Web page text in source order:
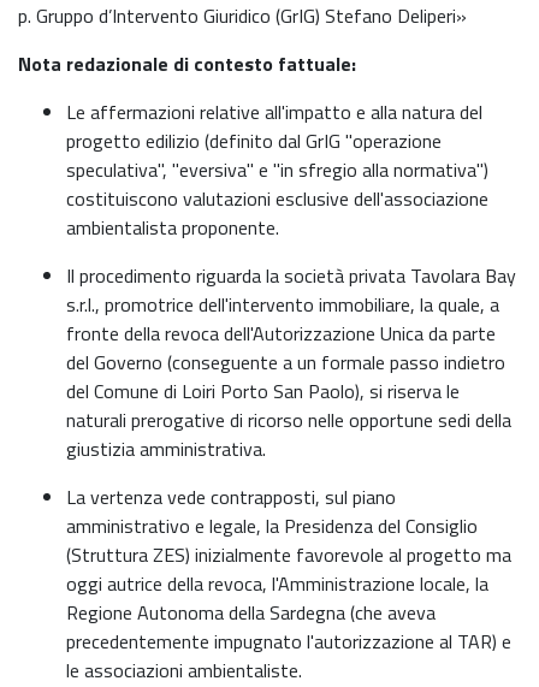
p. Gruppo d’Intervento Giuridico (GrIG) Stefano Deliperi»
Nota redazionale di contesto fattuale:
Le affermazioni relative all'impatto e alla natura del
progetto edilizio (definito dal GrIG "operazione
speculativa", "eversiva" e "in sfregio alla normativa")
costituiscono valutazioni esclusive dell'associazione
ambientalista proponente.
Il procedimento riguarda la società privata Tavolara Bay
s.r.l., promotrice dell'intervento immobiliare, la quale, a
fronte della revoca dell'Autorizzazione Unica da parte
del Governo (conseguente a un formale passo indietro
del Comune di Loiri Porto San Paolo), si riserva le
naturali prerogative di ricorso nelle opportune sedi della
giustizia amministrativa.
La vertenza vede contrapposti, sul piano
amministrativo e legale, la Presidenza del Consiglio
(Struttura ZES) inizialmente favorevole al progetto ma
oggi autrice della revoca, l'Amministrazione locale, la
Regione Autonoma della Sardegna (che aveva
precedentemente impugnato l'autorizzazione al TAR) e
le associazioni ambientaliste.